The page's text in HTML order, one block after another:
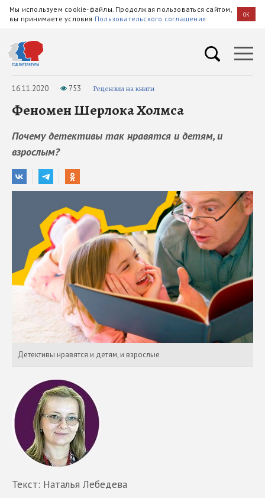
Мы используем cookie-файлы. Продолжая пользоваться сайтом,
вы принимаете условия Пользовательского соглашения OK
16.11.2020 753 Рецензии на книги
Феномен Шерлока Холмса
Почему детективы так нравятся и детям, и
взрослым?
Детективы нравятся и детям, и взрослые
Текст: Наталья Лебедева